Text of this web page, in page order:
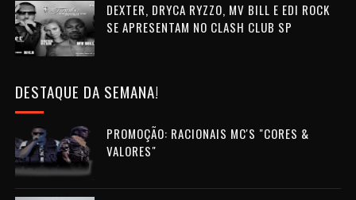
DEXTER, DRYCA RYZZO, MV BILL E EDI ROCK
SE APRESENTAM NO CLASH CLUB SP
DESTAQUE DA SEMANA!
PROMOÇÃO: RACIONAIS MC'S "CORES &
VALORES"